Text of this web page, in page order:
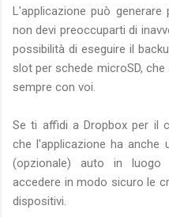
L'applicazione può
non devi preoccuparti di
possibilità di eseguire il
slot per schede microSD,
sempre con voi.
Se ti affidi a Dropbox per il
che l'applicazione ha anche
(opzionale) auto in
accedere in modo sicuro le
dispositivi.